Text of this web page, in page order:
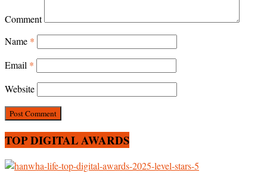
Comment
Name *
Email *
Website
TOP DIGITAL AWARDS